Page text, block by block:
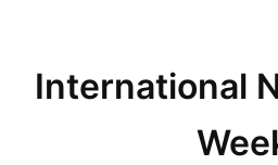
International